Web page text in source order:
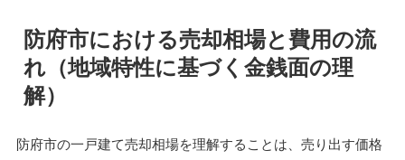
防府市における売却相場と費用の流
れ（地域特性に基づく金銭面の理
解）
防府市の一戸建て売却相場を理解することは、売り出す価格